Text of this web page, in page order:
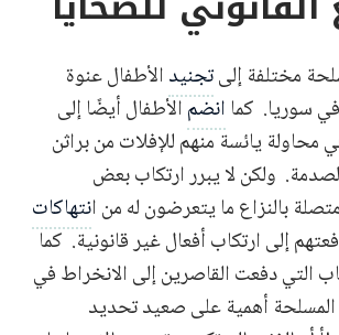
مختلفة إلىتجنيدالأطفال عنوة
سوريا. كما انضمالأطفال أيضًا إلى
يائسة منهم للإفلات من براثن
ولكن لا يبرر ارتكاب بعض
بالنزاع ما يتعرضون له من انتهاكات
إلى ارتكاب أفعال غير قانونية. كما
التي دفعت القاصرين إلى الانخراط في
أهمية على صعيد تحديد